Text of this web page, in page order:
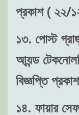
প্রকাশ ( ২২/
১৩. পোস্ট
আ্যন্ড
বিজ্ঞপ্তি
১৪. ফায়ার